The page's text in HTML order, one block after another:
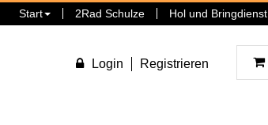
Start 2Rad Schulze Hol und Bringdienst
Login Registrieren